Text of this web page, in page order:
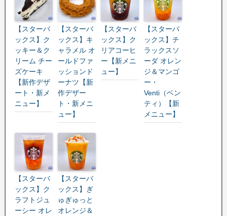
【スターバ
ックス】ク
ッキー＆ク
リーム チー
ズケーキ
【新作デザ
ート・新メ
ニュー】
【スターバ
ックス】キ
ャラメル オ
ールドファ
ッションド
ーナツ【新
作デザー
ト・新メニ
ュー】
【スターバ
ックス】ク
リアコーヒ
ー【新メニ
ュー】
【スターバ
ックス】チ
ラックスソ
ーダ オレン
ジ＆マンゴ
ー・
Venti（ベン
ティ）【新
メニュー】
【スターバ
ックス】ク
ラフトジュ
ーシー オレ
【スターバ
ックス】ぎ
ゅぎゅっと
オレンジ＆